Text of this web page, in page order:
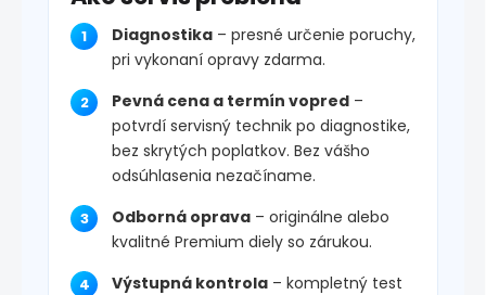
Diagnostika – presné určenie poruchy,
pri vykonaní opravy zdarma.
Pevná cena a termín vopred –
potvrdí servisný technik po diagnostike,
bez skrytých poplatkov. Bez vášho
odsúhlasenia nezačíname.
Odborná oprava – originálne alebo
kvalitné Premium diely so zárukou.
Výstupná kontrola – kompletný test